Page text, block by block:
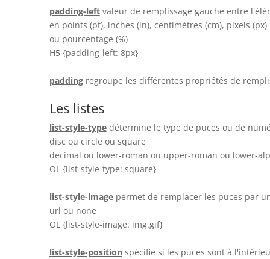
padding-leftvaleur de remplissage gauche entre
en points (pt), inches (in), centimètres (cm), pixels (px)
ou pourcentage (%)
H5 {padding-left: 8px}
paddingregroupe les différentes propriétés de
Les listes
list-style-typedétermine le type de puces ou de
disc ou circle ou square
decimal ou lower-roman ou upper-roman ou lower-
OL {list-style-type: square}
list-style-imagepermet de remplacer les puces par
url ou none
OL {list-style-image: img.gif}
list-style-positionspécifie si les puces sont à